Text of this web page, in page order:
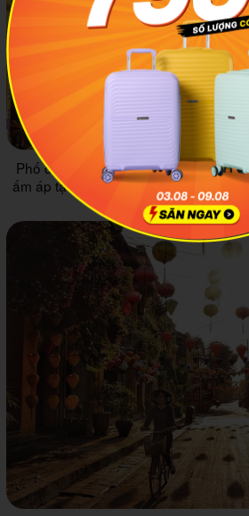
Phố đèn lồng Hội An vào ban ngày
ấm áp tạo cho bạn một khung cảnh
đấy